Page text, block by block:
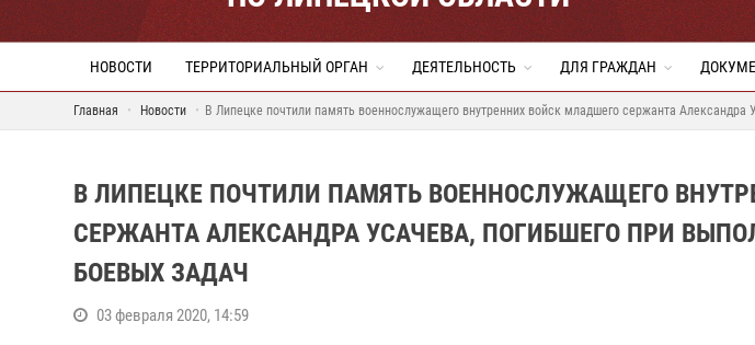
НОВОСТИ ТЕРРИТОРИАЛЬНЫЙ ОРГАН ДЕЯТЕЛЬНОСТЬ ДЛЯ ГРАЖДАН
Главная Новости В Липецке почтили память военнослужащего внутренних войск младшего сержанта
В ЛИПЕЦКЕ ПОЧТИЛИ ПАМЯТЬ ВОЕННОСЛУЖАЩЕГО
СЕРЖАНТА АЛЕКСАНДРА УСАЧЕВА, ПОГИБШЕГО ПРИ
БОЕВЫХ ЗАДАЧ
03 февраля 2020, 14:59